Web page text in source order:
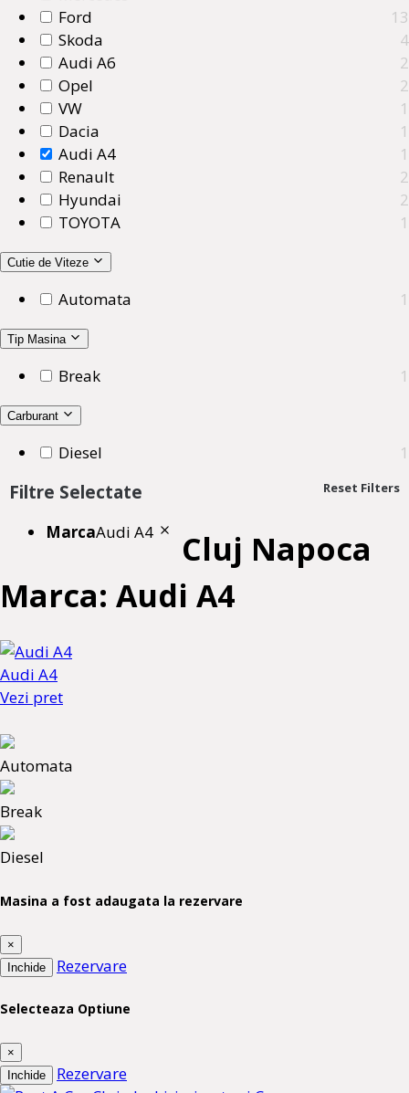
Ford
13
Skoda
4
Audi A6
2
Opel
2
VW
1
Dacia
1
Audi A4
1
Renault
2
Hyundai
2
TOYOTA
1
Cutie de Viteze
Automata 1
Tip Masina
Break 1
Carburant
Diesel 1
Filtre Selectate Reset Filters
MarcaAudi A4
Cluj Napoca
Marca: Audi A4
Audi A4
Vezi pret
Automata
Break
Diesel
Masina a fost adaugata la rezervare
×
Inchide
Rezervare
Selecteaza Optiune
×
Inchide
Rezervare